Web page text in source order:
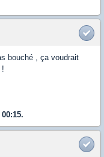
bouché , ça voudrait
!